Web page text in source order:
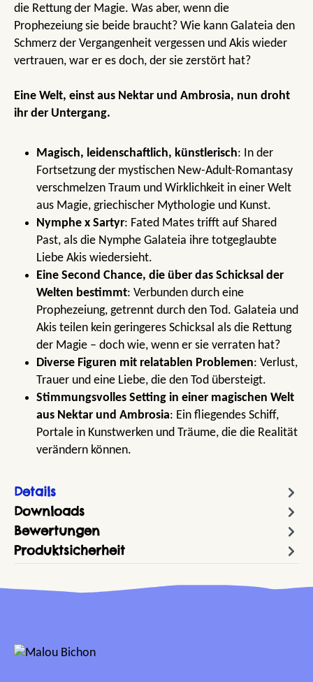
die Rettung der Magie. Was aber, wenn die
Prophezeiung sie beide braucht? Wie kann Galateia den
Schmerz der Vergangenheit vergessen und Akis wieder
vertrauen, war er es doch, der sie zerstört hat?
Eine Welt, einst aus Nektar und Ambrosia, nun droht
ihr der Untergang.
Magisch, leidenschaftlich, künstlerisch: In der
Fortsetzung der mystischen New-Adult-Romantasy
verschmelzen Traum und Wirklichkeit in einer Welt
aus Magie, griechischer Mythologie und Kunst.
Nymphe x Sartyr: Fated Mates trifft auf Shared
Past, als die Nymphe Galateia ihre totgeglaubte
Liebe Akis wiedersieht.
Eine Second Chance, die über das Schicksal der
Welten bestimmt: Verbunden durch eine
Prophezeiung, getrennt durch den Tod. Galateia und
Akis teilen kein geringeres Schicksal als die Rettung
der Magie – doch wie, wenn er sie verraten hat?
Diverse Figuren mit relatablen Problemen: Verlust,
Trauer und eine Liebe, die den Tod übersteigt.
Stimmungsvolles Setting in einer magischen Welt
aus Nektar und Ambrosia: Ein fliegendes Schiff,
Portale in Kunstwerken und Träume, die die Realität
verändern können.
Details
Downloads
Bewertungen
Produktsicherheit